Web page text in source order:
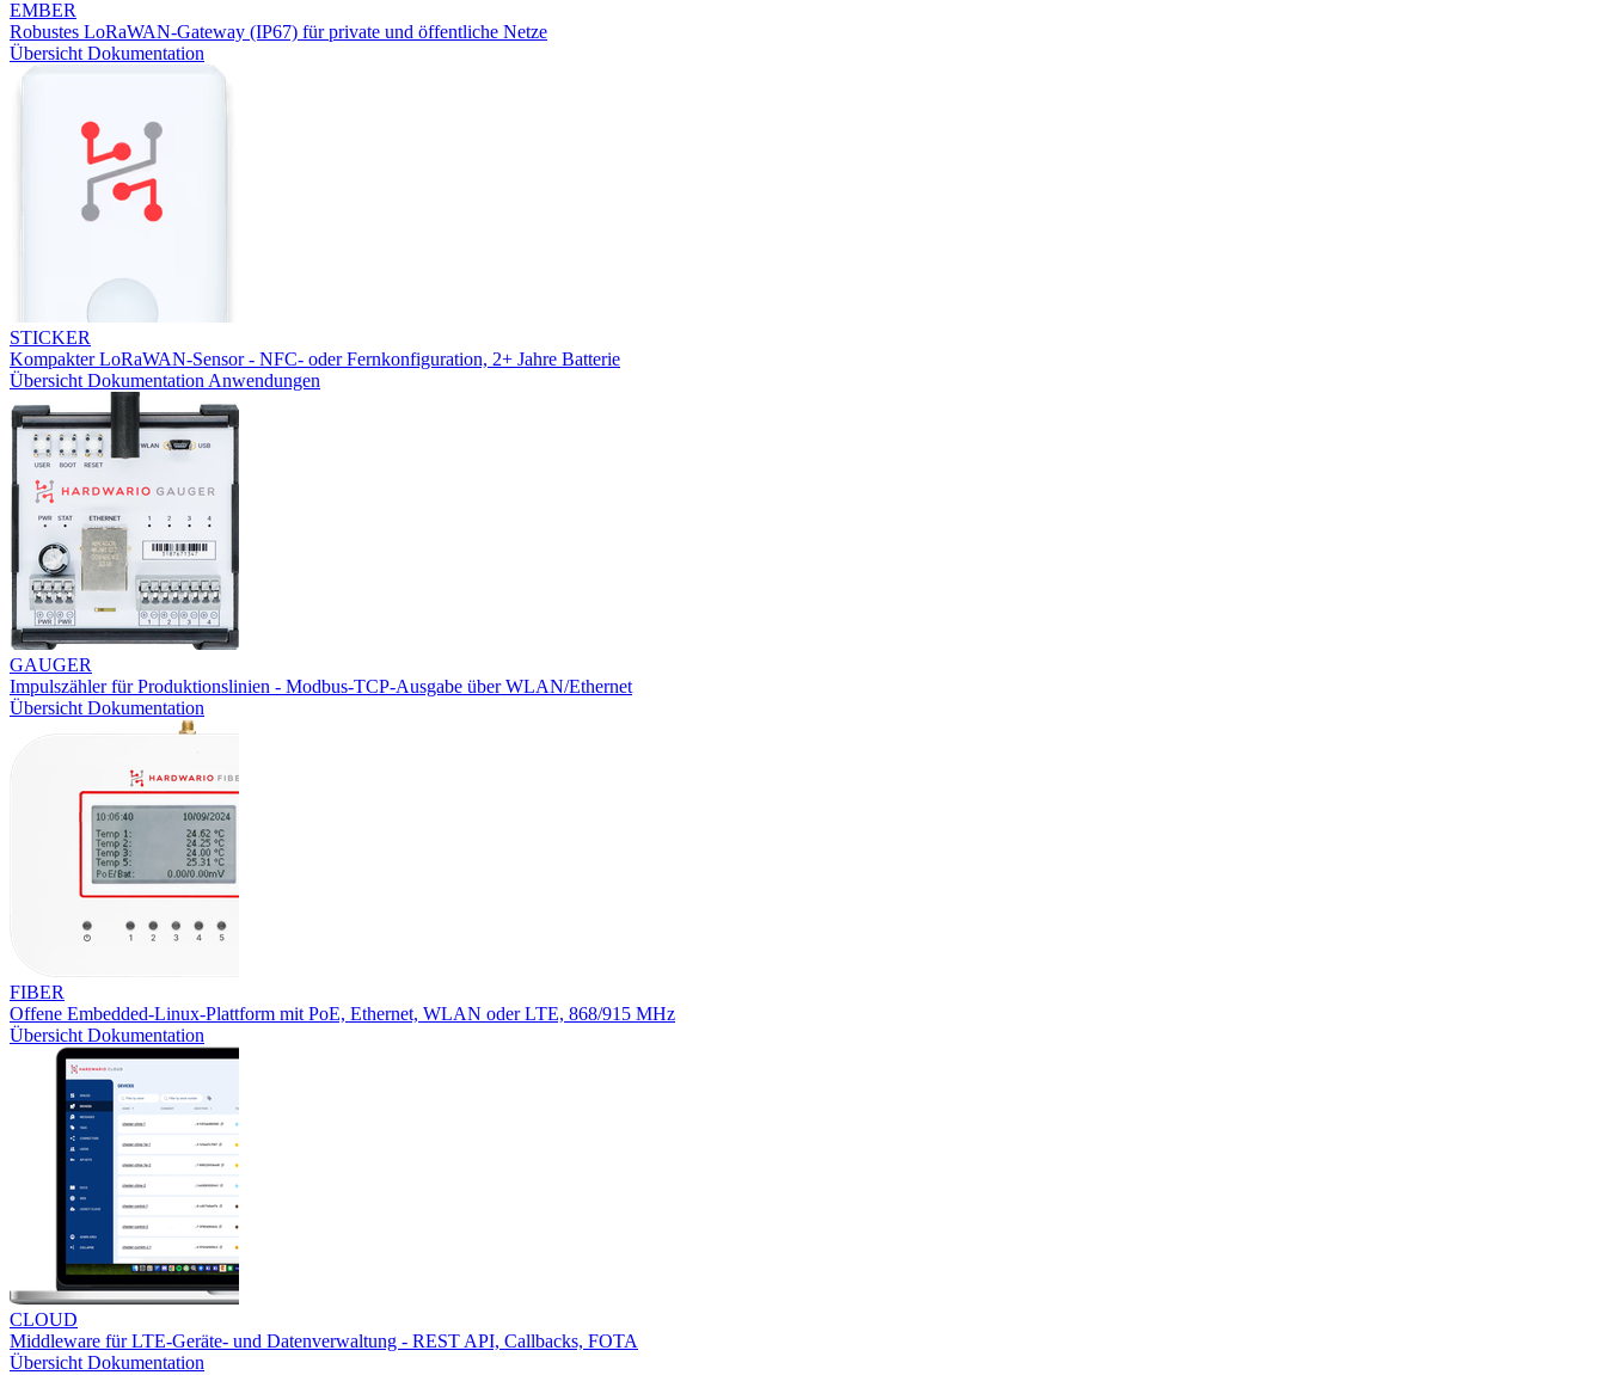
EMBER
Robustes LoRaWAN-Gateway (IP67) für private und öffentliche Netze
Übersicht Dokumentation
STICKER
Kompakter LoRaWAN-Sensor - NFC- oder Fernkonfiguration, 2+ Jahre Batterie
Übersicht Dokumentation Anwendungen
GAUGER
Impulszähler für Produktionslinien - Modbus-TCP-Ausgabe über WLAN/Ethernet
Übersicht Dokumentation
FIBER
Offene Embedded-Linux-Plattform mit PoE, Ethernet, WLAN oder LTE, 868/915 MHz
Übersicht Dokumentation
CLOUD
Middleware für LTE-Geräte- und Datenverwaltung - REST API, Callbacks, FOTA
Übersicht Dokumentation